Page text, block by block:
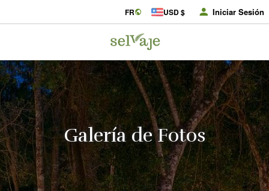
FR USD $ Iniciar Sesión
Galería de Fotos